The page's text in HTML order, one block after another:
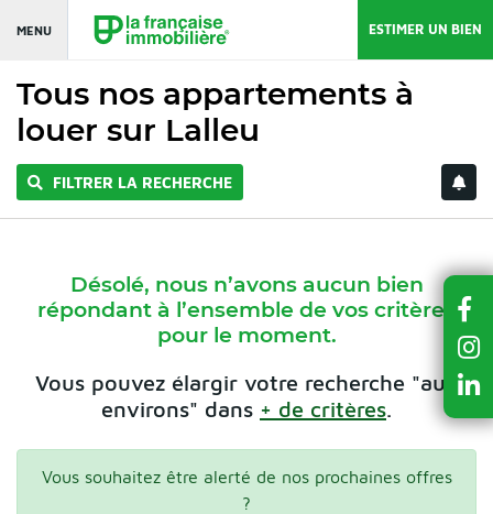
MENU ESTIMER UN BIEN
Tous nos appartements à
louer sur Lalleu
FILTRER LA RECHERCHE
Désolé, nous n’avons aucun bien
répondant à l’ensemble de vos critères
pour le moment.
Vous pouvez élargir votre recherche "aux
environs" dans + de critères.
Vous souhaitez être alerté de nos prochaines offres
?